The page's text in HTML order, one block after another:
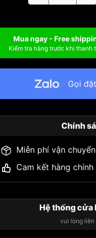
Mua ngay - Free
Kiểm tra hàng trước khi thanh
Gọi
Chính
Miễn phí vận chuyển
Cam kết hàng chính
Hệ thống
vui lòng liên